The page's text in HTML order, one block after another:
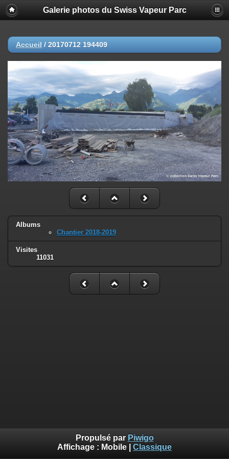
Galerie photos du Swiss Vapeur Parc
Accueil / 20170712 194409
Albums
Chantier 2018-2019
Visites
11031
Propulsé par Piwigo
Affichage : Mobile Classique